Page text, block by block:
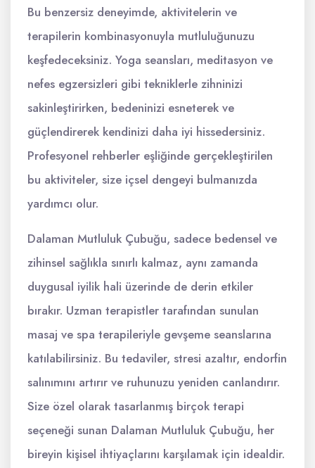
Bu benzersiz deneyimde, aktivitelerin ve
terapilerin kombinasyonuyla mutluluğunuzu
keşfedeceksiniz. Yoga seansları, meditasyon ve
nefes egzersizleri gibi tekniklerle zihninizi
sakinleştirirken, bedeninizi esneterek ve
güçlendirerek kendinizi daha iyi hissedersiniz.
Profesyonel rehberler eşliğinde gerçekleştirilen
bu aktiviteler, size içsel dengeyi bulmanızda
yardımcı olur.
Dalaman Mutluluk Çubuğu, sadece bedensel ve
zihinsel sağlıkla sınırlı kalmaz, aynı zamanda
duygusal iyilik hali üzerinde de derin etkiler
bırakır. Uzman terapistler tarafından sunulan
masaj ve spa terapileriyle gevşeme seanslarına
katılabilirsiniz. Bu tedaviler, stresi azaltır, endorfin
salınımını artırır ve ruhunuzu yeniden canlandırır.
Size özel olarak tasarlanmış birçok terapi
seçeneği sunan Dalaman Mutluluk Çubuğu, her
bireyin kişisel ihtiyaçlarını karşılamak için idealdir.